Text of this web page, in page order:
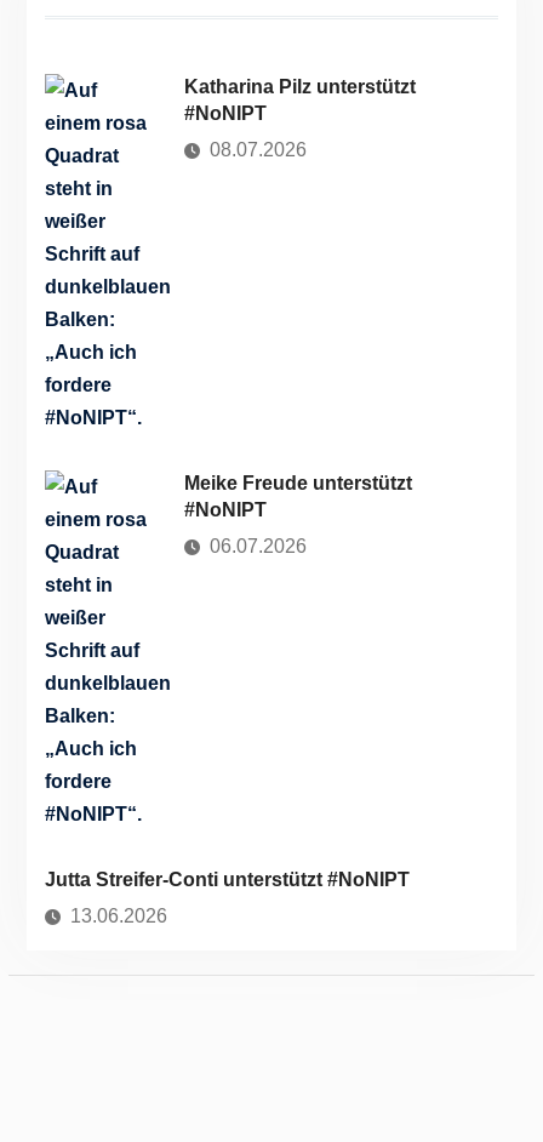
Katharina Pilz unterstützt
#NoNIPT
08.07.2026
Meike Freude unterstützt
#NoNIPT
06.07.2026
Jutta Streifer-Conti unterstützt #NoNIPT
13.06.2026